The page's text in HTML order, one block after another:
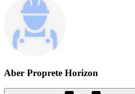
Aber Proprete Horizon